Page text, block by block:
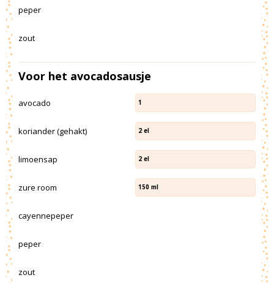
peper
zout
Voor het avocadosausje
avocado 1
koriander (gehakt) 2 el
limoensap 2 el
zure room 150 ml
cayennepeper
peper
zout